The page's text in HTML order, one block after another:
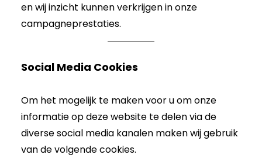
en wij inzicht kunnen verkrijgen in onze
campagneprestaties.
Social Media Cookies
Om het mogelijk te maken voor u om onze
informatie op deze website te delen via de
diverse social media kanalen maken wij gebruik
van de volgende cookies.